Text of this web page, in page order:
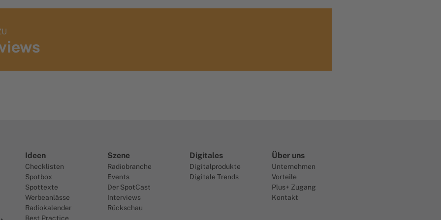
Ideen
Checklisten
Spotbox
Spottexte
Werbeanlässe
Radiokalender
Best Practice
Szene
Radiobranche
Events
Der SpotCast
Interviews
Rückschau
Digitales
Digitalprodukte
Digitale Trends
Über uns
Unternehmen
Vorteile
Plus+ Zugang
Kontakt